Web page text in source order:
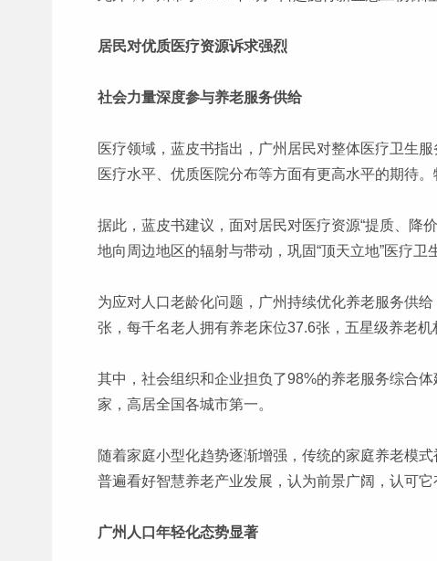
居民对优质医疗资源诉求强烈
社会力量深度参与养老服务供给
医疗领域，蓝皮书指出，广州居民对整体医疗卫生
医疗水平、优质医院分布等方面有更高水平的期待
据此，蓝皮书建议，面对居民对医疗资源“提质、降
地向周边地区的辐射与带动，巩固“顶天立地”医疗
为应对人口老龄化问题，广州持续优化养老服务供
张，每千名老人拥有养老床位37.6张，五星级养老机
其中，社会组织和企业担负了98%的养老服务综合
家，高居全国各城市第一。
随着家庭小型化趋势逐渐增强，传统的家庭养老模
普遍看好智慧养老产业发展，认为前景广阔，认可
广州人口年轻化态势显著